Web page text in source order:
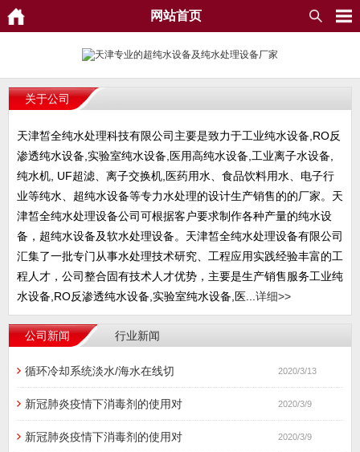
网站首页
关于公司
天津皙全纯水处理科技有限公司主要是致力于工业纯水设备,RO反
渗透纯水设备,实验室纯水设备,医用高纯水设备,工业离子水设备,
纯水机, UF超滤、离子交换机,医药用水、食品饮料用水、电子行
业等纯水、超纯水设备等专力水处理的设计生产销售的的厂家。天
津皙全纯水处理设备公司可根据客户要求制作各种产量的纯水设
备，超纯水设备及软水处理设备。天津皙全纯水处理设备有限公司
汇集了一批专门从事水处理技术研究、工程应用实践经验丰富的工
程人才，公司整合固有技术人才优势，主要是生产销售服务工业纯
水设备,RO反渗透纯水设备,实验室纯水设备,医... 详细>>
公司新闻 行业新闻
循环冷却系统淡水/海水在线切 2020/3/13
新冠肺炎疫情下消毒剂的使用对 2020/3/9
新冠肺炎疫情下消毒剂的使用对 2020/3/9